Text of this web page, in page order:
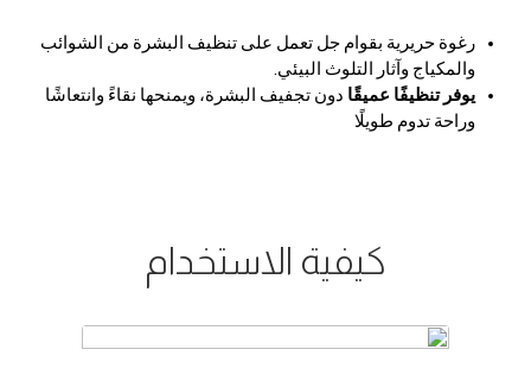
رغوة حريرية بقوام جل تعمل على تنظيف البشرة من الشوائب
والمكياج وآثار التلوث البيئي.
يوفر تنظيفًا عميقًا دون تجفيف البشرة، ويمنحها نقاءً وانتعاشًا
وراحة تدوم طويلًا
كيفية الاستخدام